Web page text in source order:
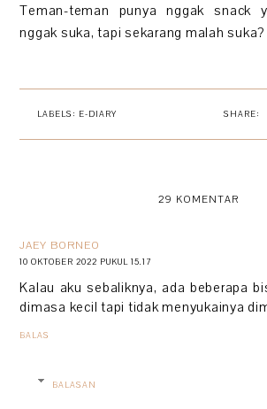
Teman-teman punya nggak snack
nggak suka, tapi sekarang malah suka?
LABELS: E-DIARY SHARE:
29 KOMENTAR
JAEY BORNEO
10 OKTOBER 2022 PUKUL 15.17
Kalau aku sebaliknya, ada beberapa
dimasa kecil tapi tidak menyukainya
BALAS
BALASAN